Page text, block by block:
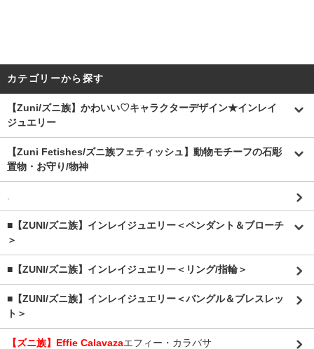
カテゴリーから探す
【Zuni/ズニ族】かわいい♡キャラクターデザイン★インレイ
ジュエリー
【Zuni Fetishes/ズニ族フェティッシュ】動物モチーフの石彫
置物・お守り/物神
.
■【ZUNI/ズニ族】インレイジュエリー＜ペンダント＆ブローチ
＞
■【ZUNI/ズニ族】インレイジュエリー＜リング/指輪＞
■【ZUNI/ズニ族】インレイジュエリー＜バングル＆ブレスレッ
ト＞
【ズニ族】Effie Calavazaエフィー・カラバサ